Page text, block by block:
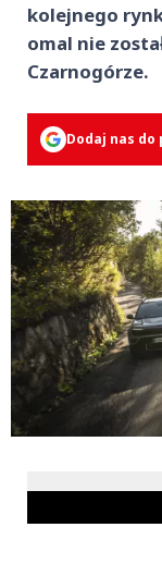
kolejnego
omal nie
Czarnogórze.
Dodaj nas do